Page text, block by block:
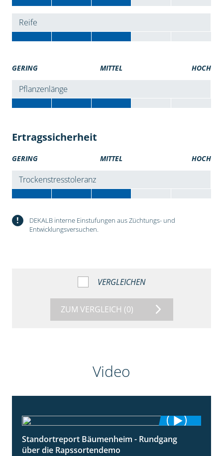
Reife
GERING MITTEL HOCH
Pflanzenlänge
Ertragssicherheit
GERING MITTEL HOCH
Trockenstresstoleranz
!
DEKALB interne Einstufungen aus Züchtungs- und
Entwicklungsversuchen.
VERGLEICHEN
ZUM VERGLEICH (0)
Video
6:03
Standortreport Bäumenheim - Rundgang
über die Rapssortendemo